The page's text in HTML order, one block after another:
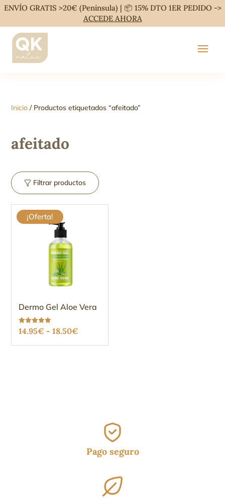
ENVÍO GRATIS >20€ (Península) | 📦 15% DTO 1ER PEDIDO ->
ACCEDE AHORA
Inicio / Productos etiquetados “afeitado”
afeitado
Filtrar productos
¡Oferta!
Dermo Gel Aloe Vera
Valorado
con
de 5
14.95€ - 18.50€
de
Pago seguro